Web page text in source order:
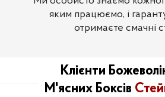
яким працюємо, і
отримаєте смачні
Клієнти
М'ясних Боксів